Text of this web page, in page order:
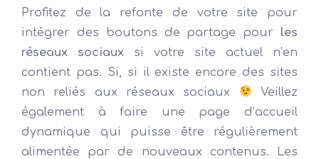
Profitez de la refonte de votre site pour
intégrer des boutons de partage pour les
réseaux sociaux si votre site actuel n’en
contient pas. Si, si il existe encore des sites
non reliés aux réseaux sociaux
Veillez
également à faire une page d’accueil
dynamique qui puisse être régulièrement
alimentée par de nouveaux contenus. Les